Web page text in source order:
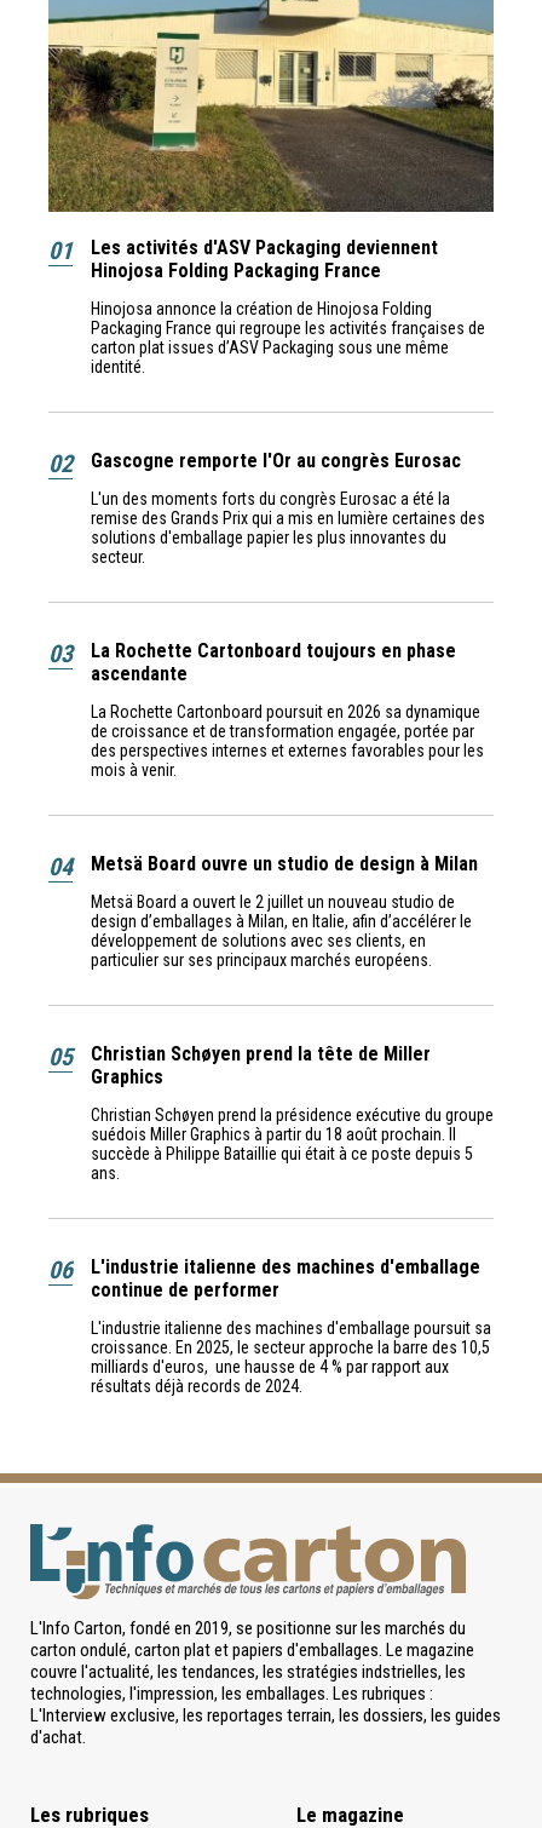
01
Les activités d'ASV Packaging deviennent
Hinojosa Folding Packaging France
Hinojosa annonce la création de Hinojosa Folding
Packaging France qui regroupe les activités françaises de
carton plat issues d’ASV Packaging sous une même
identité.
02 Gascogne remporte l'Or au congrès Eurosac
L'un des moments forts du congrès Eurosac a été la
remise des Grands Prix qui a mis en lumière certaines des
solutions d'emballage papier les plus innovantes du
secteur.
03
La Rochette Cartonboard toujours en phase
ascendante
La Rochette Cartonboard poursuit en 2026 sa dynamique
de croissance et de transformation engagée, portée par
des perspectives internes et externes favorables pour les
mois à venir.
04 Metsä Board ouvre un studio de design à Milan
Metsä Board a ouvert le 2 juillet un nouveau studio de
design d’emballages à Milan, en Italie, afin d’accélérer le
développement de solutions avec ses clients, en
particulier sur ses principaux marchés européens.
05
Christian Schøyen prend la tête de Miller
Graphics
Christian Schøyen prend la présidence exécutive du groupe
suédois Miller Graphics à partir du 18 août prochain. Il
succède à Philippe Bataillie qui était à ce poste depuis 5
ans.
06
L'industrie italienne des machines d'emballage
continue de performer
L'industrie italienne des machines d'emballage poursuit sa
croissance. En 2025, le secteur approche la barre des 10,5
milliards d'euros, une hausse de 4 % par rapport aux
résultats déjà records de 2024.
L'Info Carton, fondé en 2019, se positionne sur les marchés du
carton ondulé, carton plat et papiers d'emballages. Le magazine
couvre l'actualité, les tendances, les stratégies indstrielles, les
technologies, l'impression, les emballages. Les rubriques :
L'Interview exclusive, les reportages terrain, les dossiers, les guides
d'achat.
Les rubriques Le magazine